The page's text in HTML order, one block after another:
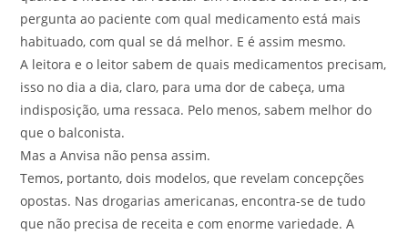
pergunta ao paciente com qual medicamento está mais
habituado, com qual se dá melhor. E é assim mesmo.
A leitora e o leitor sabem de quais medicamentos precisam,
isso no dia a dia, claro, para uma dor de cabeça, uma
indisposição, uma ressaca. Pelo menos, sabem melhor do
que o balconista.
Mas a Anvisa não pensa assim.
Temos, portanto, dois modelos, que revelam concepções
opostas. Nas drogarias americanas, encontra-se de tudo
que não precisa de receita e com enorme variedade. A